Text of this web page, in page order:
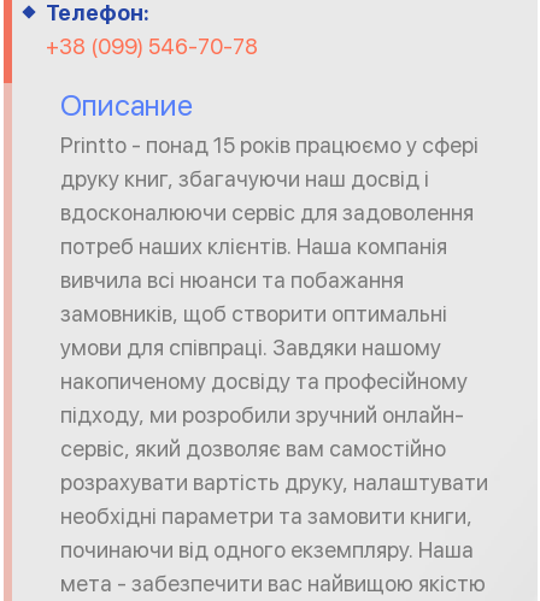
Телефон:
+38 (099) 546-70-78
Описание
Printto - понад 15 років працюємо у сфері
друку книг, збагачуючи наш досвід і
вдосконалюючи сервіс для задоволення
потреб наших клієнтів. Наша компанія
вивчила всі нюанси та побажання
замовників, щоб створити оптимальні
умови для співпраці. Завдяки нашому
накопиченому досвіду та професійному
підходу, ми розробили зручний онлайн-
сервіс, який дозволяє вам самостійно
розрахувати вартість друку, налаштувати
необхідні параметри та замовити книги,
починаючи від одного екземпляру. Наша
мета - забезпечити вас найвищою якістю